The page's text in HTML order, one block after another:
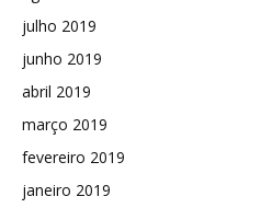
julho 2019
junho 2019
abril 2019
março 2019
fevereiro 2019
janeiro 2019